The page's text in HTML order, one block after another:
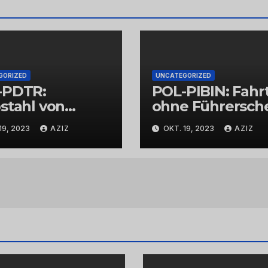
von
2023 AZIZ
UNCATEGORIZED
POL-PIBIN:
ohne
und unter
von Drogen
OKT. 19, 2023 AZIZ